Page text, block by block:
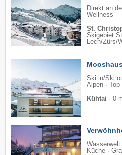
Direkt an
Wellness
St.
Skigebiet
Lech/​Zürs/​
Ski in/Ski
Alpen ·
Kühtai · 0
Wasserwelt
Küche ·